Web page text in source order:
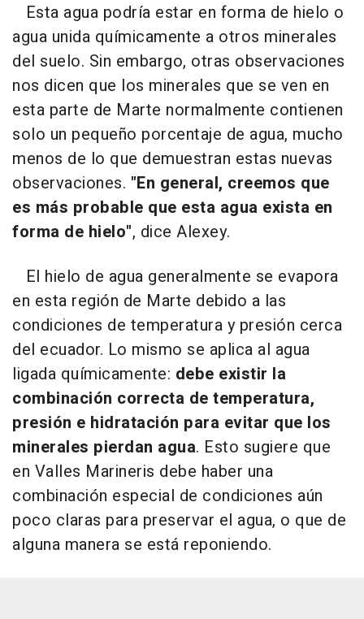
Esta agua podría estar en forma de hielo o
agua unida químicamente a otros minerales
del suelo. Sin embargo, otras observaciones
nos dicen que los minerales que se ven en
esta parte de Marte normalmente contienen
solo un pequeño porcentaje de agua, mucho
menos de lo que demuestran estas nuevas
observaciones. "En general, creemos que
es más probable que esta agua exista en
forma de hielo", dice Alexey.
El hielo de agua generalmente se evapora
en esta región de Marte debido a las
condiciones de temperatura y presión cerca
del ecuador. Lo mismo se aplica al agua
ligada químicamente: debe existir la
combinación correcta de temperatura,
presión e hidratación para evitar que los
minerales pierdan agua. Esto sugiere que
en Valles Marineris debe haber una
combinación especial de condiciones aún
poco claras para preservar el agua, o que de
alguna manera se está reponiendo.